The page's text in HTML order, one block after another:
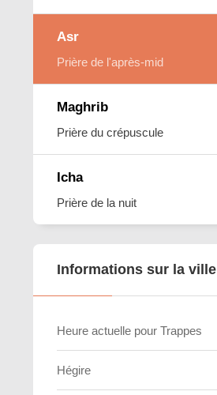
Asr
Prière de l'après-mid
Maghrib
Prière du crépuscule
Icha
Prière de la nuit
Informations sur la ville
Heure actuelle pour Trappes
Hégire